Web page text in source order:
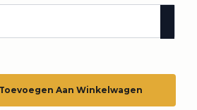
Toevoegen Aan Winkelwagen